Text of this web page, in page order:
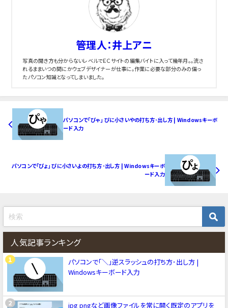
管理人：井上アニ
写真の開き方も分からないレベルでＥＣサイトの編集バイトに入って幾年月。。流さ
れるままいつの間にかウェブデザイナーが仕事に。作業に必要な部分のみの偏っ
たパソコン知識となってしまいました。
パソコンで「ぴゃ」 ぴに小さいやの打ち方･出し方 | Windowsキーボ
ード入力
パソコンで「ぴょ」 ぴに小さいよの打ち方･出し方 | Windowsキーボ
ード入力
人気記事ランキング
パソコンで「＼」逆スラッシュの打ち方･出し方 |
Windowsキーボード入力
jpg pngなど画像ファイルを常に開く既定のアプリを